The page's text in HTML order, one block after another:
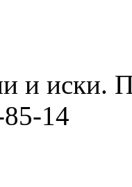
и иски.
14